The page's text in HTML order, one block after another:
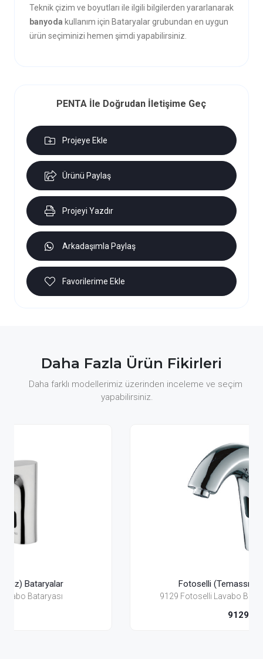
Teknik çizim ve boyutları ile ilgili bilgilerden yararlanarak
banyoda kullanım için Bataryalar grubundan en uygun
ürün seçiminizi hemen şimdi yapabilirsiniz.
PENTA İle Doğrudan İletişime Geç
Projeye Ekle
Ürünü Paylaş
Projeyi Yazdır
Arkadaşımla Paylaş
Favorilerime Ekle
Daha Fazla Ürün Fikirleri
Daha farklı modellerimiz üzerinden inceleme ve seçim
yapabilirsiniz.
Fotoselli (Temassız) Bataryalar
9129 Fotoselli Lavabo Bataryası(Pıl+Elekt.)